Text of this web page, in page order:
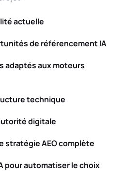
actuelle
de référencement IA
adaptés aux moteurs
technique
digitale
stratégie AEO complète
pour automatiser le choix